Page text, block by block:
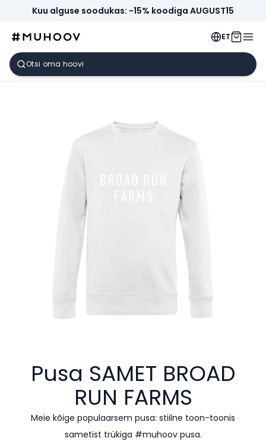
Kuu alguse soodukas: -15% koodiga AUGUST15
ET
Pusa SAMET BROAD
RUN FARMS
Meie kõige populaarsem pusa: stiilne toon-toonis
sametist trükiga #muhoov pusa.